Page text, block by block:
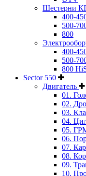
Шестерни
400-
500-
800
400-
500-
800
Sector 550
Двигатель
01.
02.
03.
04.
05.
06.
07.
08.
09.
10.